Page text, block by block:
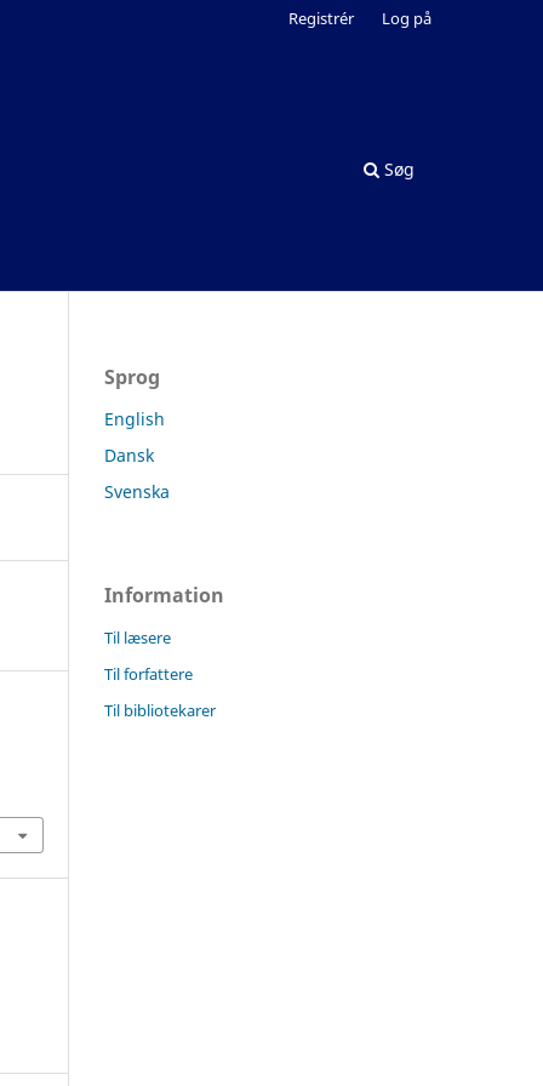
Søg
Registrér Log på
Sprog
English
Dansk
Svenska
Information
Til læsere
Til forfattere
Til bibliotekarer